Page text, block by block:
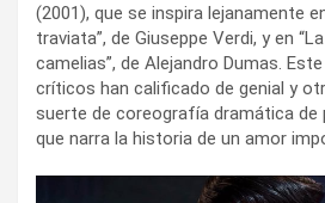
(2001), que se inspira lejanamente
traviata”, de Giuseppe Verdi, y en
camelias”, de Alejandro Dumas.
críticos han calificado de genial y
suerte de coreografía dramática de
que narra la historia de un amor